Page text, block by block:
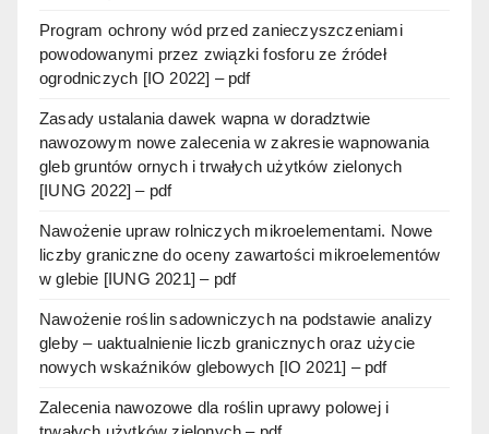
Program ochrony wód przed zanieczyszczeniami
powodowanymi przez związki fosforu ze źródeł
ogrodniczych [IO 2022] – pdf
Zasady ustalania dawek wapna w doradztwie
nawozowym nowe zalecenia w zakresie wapnowania
gleb gruntów ornych i trwałych użytków zielonych
[IUNG 2022] – pdf
Nawożenie upraw rolniczych mikroelementami. Nowe
liczby graniczne do oceny zawartości mikroelementów
w glebie [IUNG 2021] – pdf
Nawożenie roślin sadowniczych na podstawie analizy
gleby – uaktualnienie liczb granicznych oraz użycie
nowych wskaźników glebowych [IO 2021] – pdf
Zalecenia nawozowe dla roślin uprawy polowej i